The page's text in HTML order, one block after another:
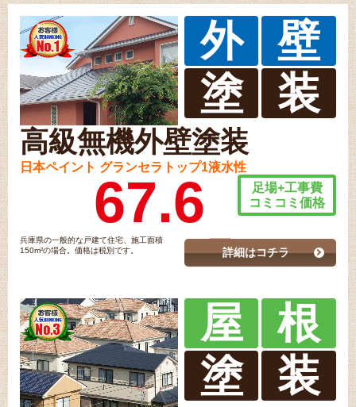
外
壁
塗
装
高級無機外壁塗装
日本ペイント グランセラトップ1液水性
足場+工事費
コミコミ価格
67.6
兵庫県の一般的な戸建て住宅、施工面積
150m²の場合。価格は税別です。
詳細はコチラ
屋
根
塗
装